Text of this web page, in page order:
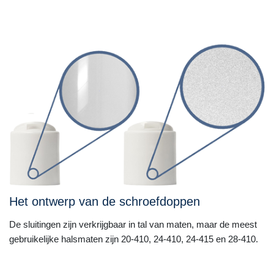
Het ontwerp van de schroefdoppen
De sluitingen zijn verkrijgbaar in tal van maten, maar de meest
gebruikelijke halsmaten zijn 20-410, 24-410, 24-415 en 28-410.